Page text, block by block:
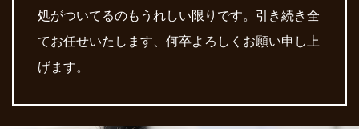
処がついてるのもうれしい限りです。引き続き全
てお任せいたします、何卒よろしくお願い申し上
げます。